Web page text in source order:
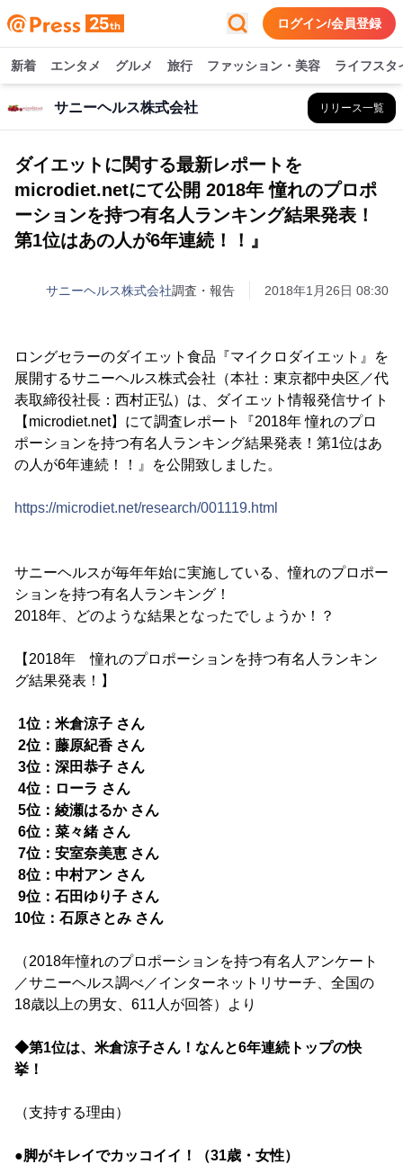
ログイン/会員登録
新着 エンタメ グルメ 旅行 ファッション・美容 ライフスタ
サニーヘルス株式会社 リリース一覧
ダイエットに関する最新レポートを
microdiet.netにて公開 2018年 憧れのプロポ
ーションを持つ有名人ランキング結果発表！
第1位はあの人が6年連続！！』
サニーヘルス株式会社調査・報告 2018年1月26日 08:30
ロングセラーのダイエット食品『マイクロダイエット』を
展開するサニーヘルス株式会社（本社：東京都中央区／代
表取締役社長：西村正弘）は、ダイエット情報発信サイト
【microdiet.net】にて調査レポート『2018年 憧れのプロ
ポーションを持つ有名人ランキング結果発表！第1位はあ
の人が6年連続！！』を公開致しました。
https://microdiet.net/research/001119.html
サニーヘルスが毎年年始に実施している、憧れのプロポー
ションを持つ有名人ランキング！
2018年、どのような結果となったでしょうか！？
【2018年 憧れのプロポーションを持つ有名人ランキン
グ結果発表！】
1位：米倉涼子 さん
2位：藤原紀香 さん
3位：深田恭子 さん
4位：ローラ さん
5位：綾瀬はるか さん
6位：菜々緒 さん
7位：安室奈美恵 さん
8位：中村アン さん
9位：石田ゆり子 さん
10位：石原さとみ さん
（2018年憧れのプロポーションを持つ有名人アンケート
／サニーヘルス調べ／インターネットリサーチ、全国の
18歳以上の男女、611人が回答）より
◆第1位は、米倉涼子さん！なんと6年連続トップの快
挙！
（支持する理由）
●脚がキレイでカッコイイ！（31歳・女性）